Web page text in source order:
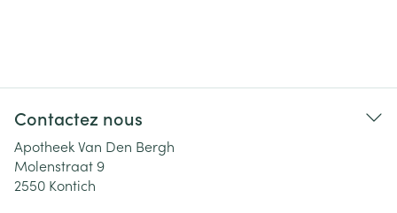
Contactez nous
Apotheek Van Den Bergh
Molenstraat 9
2550 Kontich